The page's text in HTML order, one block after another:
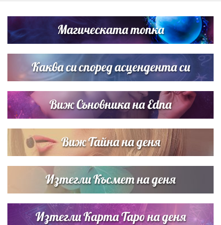
Списъкът е ясен: Джей Ло и Риана във ВИП гостите на
сватбата на Роналдо
Магическата топка
Каква си според асцендента си
Виж Съновника на Edna
Виж Тайна на деня
Изтегли Късмет на деня
Изтегли Карта Таро на деня